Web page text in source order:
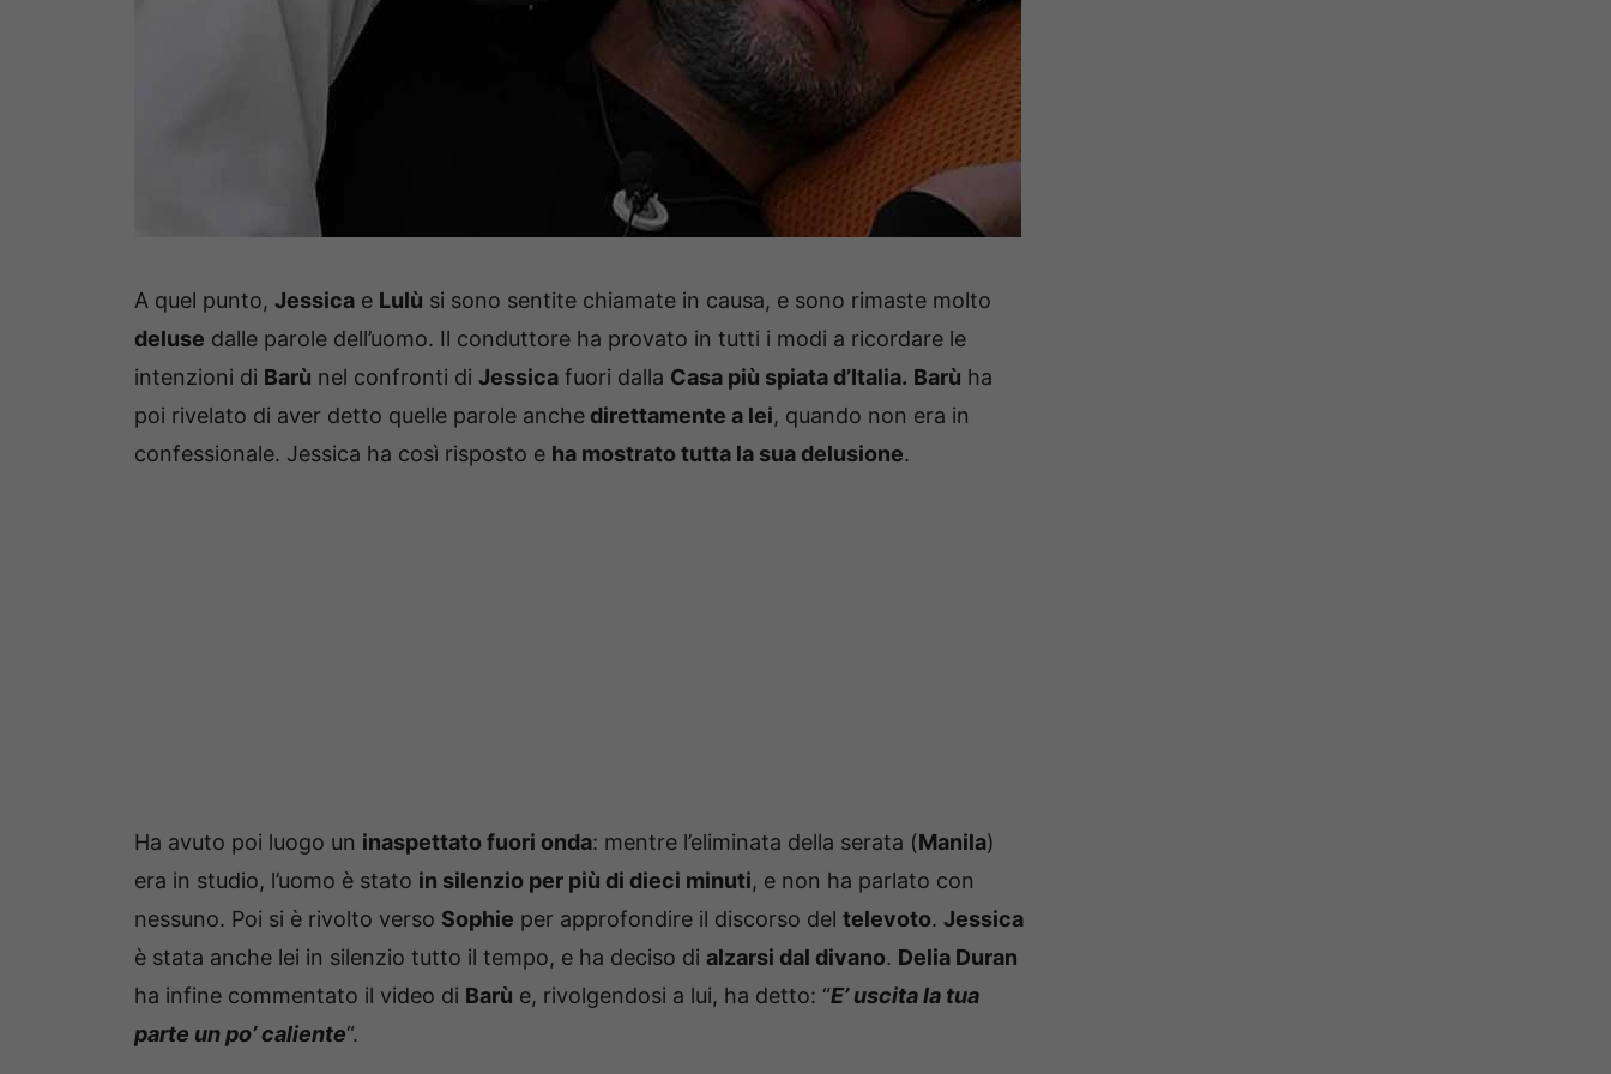
A quel punto, Jessica e Lulù si sono sentite chiamate in causa, e sono rimaste molto
deluse dalle parole dell’uomo. Il conduttore ha provato in tutti i modi a ricordare le
intenzioni di Barù nel confronti di Jessica fuori dalla Casa più spiata d’Italia. Barù ha
poi rivelato di aver detto quelle parole anche direttamente a lei, quando non era in
confessionale. Jessica ha così risposto e ha mostrato tutta la sua delusione.
Ha avuto poi luogo un inaspettato fuori onda: mentre l’eliminata della serata (Manila)
era in studio, l’uomo è stato in silenzio per più di dieci minuti, e non ha parlato con
nessuno. Poi si è rivolto verso Sophie per approfondire il discorso del televoto. Jessica
è stata anche lei in silenzio tutto il tempo, e ha deciso di alzarsi dal divano. Delia Duran
ha infine commentato il video di Barù e, rivolgendosi a lui, ha detto: “E’ uscita la tua
parte un po’ caliente“.